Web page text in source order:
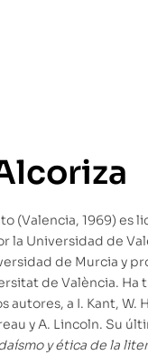
(Valencia, 1969) es
la Universidad de
de Murcia y
de València. Ha
a I. Kant, W.
y A. Lincoln. Su
y ética de la